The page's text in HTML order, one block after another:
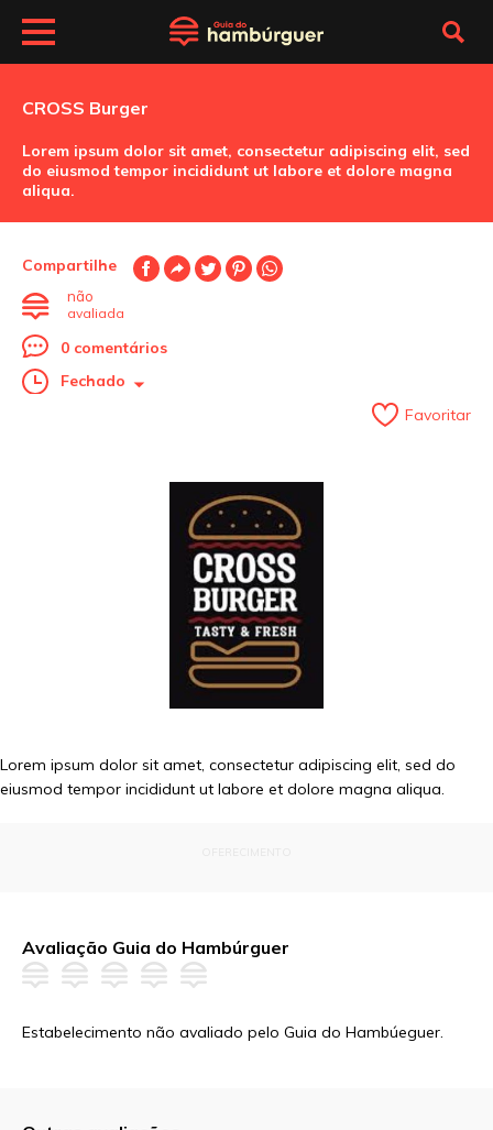
CROSS Burger
Lorem ipsum dolor sit amet, consectetur adipiscing elit, sed
do eiusmod tempor incididunt ut labore et dolore magna
aliqua.
Compartilhe
não
avaliada
0 comentários
Fechado
Favoritar
Lorem ipsum dolor sit amet, consectetur adipiscing elit, sed do
eiusmod tempor incididunt ut labore et dolore magna aliqua.
Avaliação Guia do Hambúrguer
Estabelecimento não avaliado pelo Guia do Hambúeguer.